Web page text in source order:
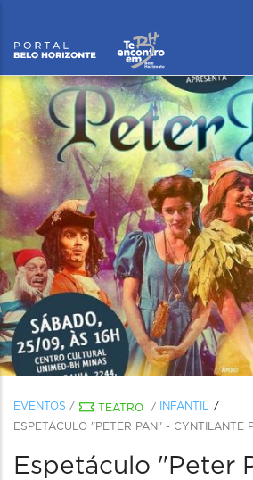
EVENTOS / TEATRO /
INFANTIL
ESPETÁCULO "PETER PAN" - CYNTILANTE
Espetáculo "Peter